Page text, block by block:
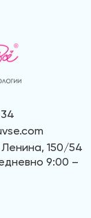
150/54
9:00 –